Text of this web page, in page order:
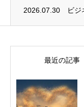
2026.07.30
最近の記事